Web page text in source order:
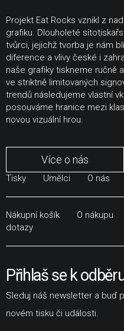
Projekt Eat Rocks vznikl z
grafiku. Dlouholeté
tvůrci, jejichž tvorba je nám
diference a vlivy české i
naše grafiky tiskneme ručně
ve striktně limitovaných
trendů následujeme vlastní
posouváme hranice mezi
novou vizuální hrou.
Více o nás
Tisky Umělci O nás
Nákupní košík O nákupu
dotazy
Přihlaš se k
Sleduj náš newsletter a buď
novém tisku či události.